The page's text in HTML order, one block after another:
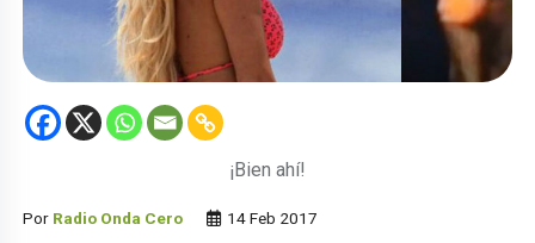
¡Bien ahí!
Por Radio Onda Cero 14 Feb 2017